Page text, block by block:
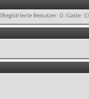
(Registrierte Benutzer: 0, Gäste: 1)